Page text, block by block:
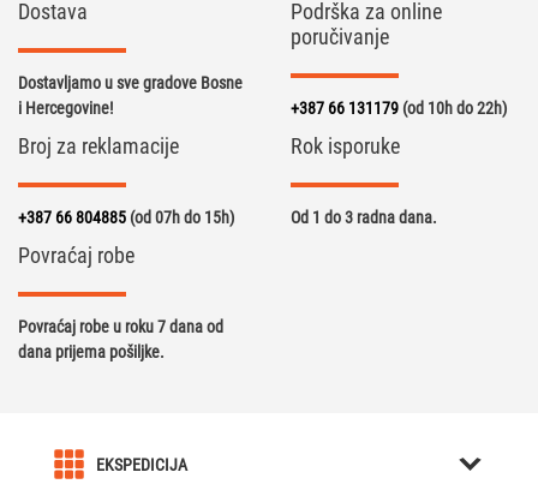
Dostava
Dostavljamo u sve gradove Bosne
i Hercegovine!
Podrška za online
poručivanje
+387 66 131179 (od 10h do 22h)
Broj za reklamacije
+387 66 804885 (od 07h do 15h)
Rok isporuke
Od 1 do 3 radna dana.
Povraćaj robe
Povraćaj robe u roku 7 dana od
dana prijema pošiljke.
EKSPEDICIJA